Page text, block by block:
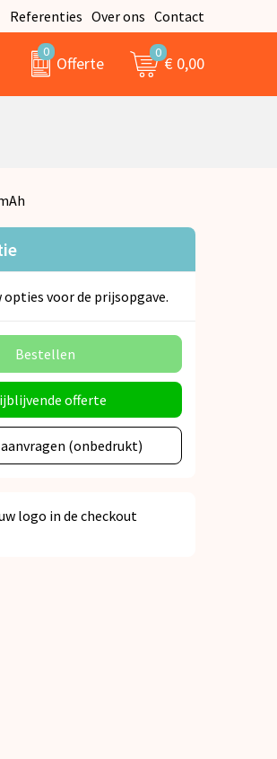
Referenties Over ons Contact
0
Offerte
0
€ 0,00
opties voor de prijsopgave.
Bestellen
offerte
(onbedrukt)
logo in de checkout